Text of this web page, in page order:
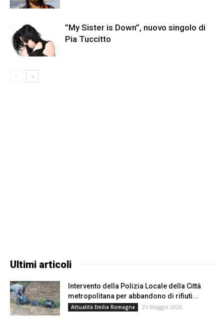
”My Sister is Down”, nuovo singolo di
Pia Tuccitto
Ultimi articoli
Intervento della Polizia Locale della Città
metropolitana per abbandono di rifiuti...
Attualità Emilia Romagna 25 Maggio 2026